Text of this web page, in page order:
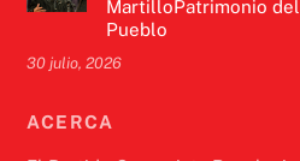
MartilloPatrimonio
Pueblo
30 julio, 2026
ACERCA